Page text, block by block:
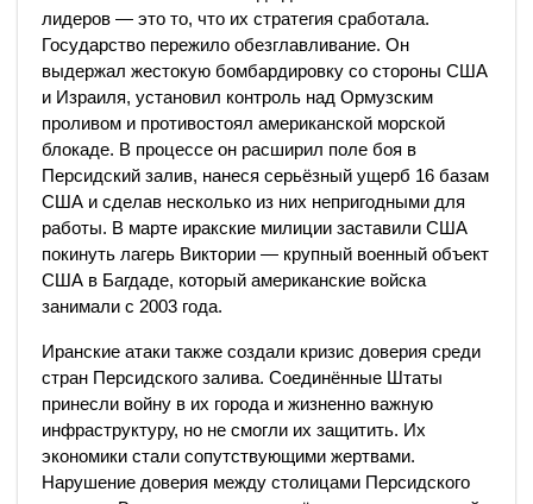
лидеров — это то, что их стратегия сработала.
Государство пережило обезглавливание. Он
выдержал жестокую бомбардировку со стороны США
и Израиля, установил контроль над Ормузским
проливом и противостоял американской морской
блокаде. В процессе он расширил поле боя в
Персидский залив, нанеся серьёзный ущерб 16 базам
США и сделав несколько из них непригодными для
работы. В марте иракские милиции заставили США
покинуть лагерь Виктории — крупный военный объект
США в Багдаде, который американские войска
занимали с 2003 года.
Иранские атаки также создали кризис доверия среди
стран Персидского залива. Соединённые Штаты
принесли войну в их города и жизненно важную
инфраструктуру, но не смогли их защитить. Их
экономики стали сопутствующими жертвами.
Нарушение доверия между столицами Персидского